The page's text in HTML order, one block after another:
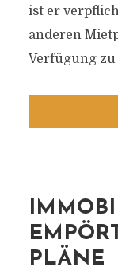
ist er
anderen
Verfügung zu
PLÄNE